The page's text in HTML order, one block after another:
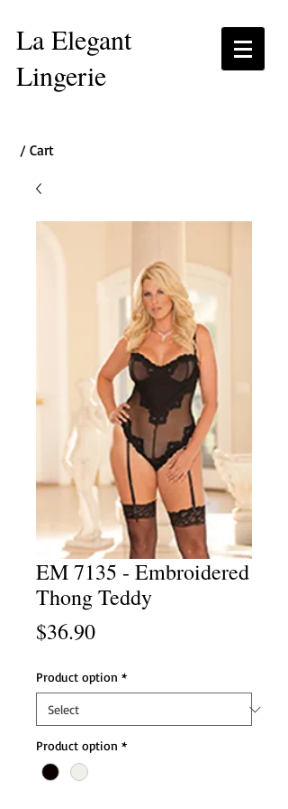
La Elegant
Lingerie
/ Cart
EM 7135 - Embroidered
Thong Teddy
$36.90Price
Product option *
Product option *